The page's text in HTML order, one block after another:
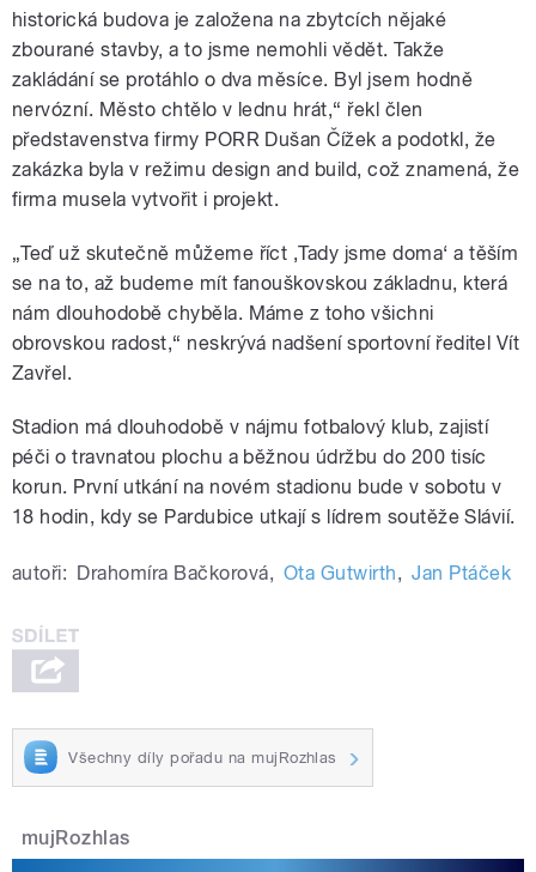
historická budova je založena na zbytcích nějaké
zbourané stavby, a to jsme nemohli vědět. Takže
zakládání se protáhlo o dva měsíce. Byl jsem hodně
nervózní. Město chtělo v lednu hrát,“ řekl člen
představenstva firmy PORR Dušan Čížek a podotkl, že
zakázka byla v režimu design and build, což znamená, že
firma musela vytvořit i projekt.
„Teď už skutečně můžeme říct ‚Tady jsme doma‘ a těším
se na to, až budeme mít fanouškovskou základnu, která
nám dlouhodobě chyběla. Máme z toho všichni
obrovskou radost,“ neskrývá nadšení sportovní ředitel Vít
Zavřel.
Stadion má dlouhodobě v nájmu fotbalový klub, zajistí
péči o travnatou plochu a běžnou údržbu do 200 tisíc
korun. První utkání na novém stadionu bude v sobotu v
18 hodin, kdy se Pardubice utkají s lídrem soutěže Slávií.
autoři: Drahomíra Bačkorová, Ota Gutwirth, Jan Ptáček
Všechny díly pořadu na mujRozhlas
mujRozhlas